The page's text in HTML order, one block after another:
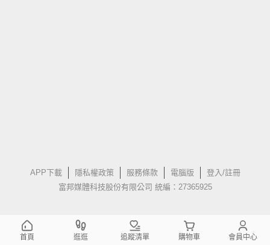
APP下載 隱私權政策 服務條款 電腦版
登入/註冊
富邦媒體科技股份有限公司 統編：27365925
首頁 逛逛 追蹤清單 購物車 會員中心